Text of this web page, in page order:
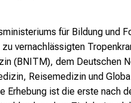
für Bildung und
vernachlässigten
(BNITM), dem Deutschen
Reisemedizin und
Erhebung ist die erste nach